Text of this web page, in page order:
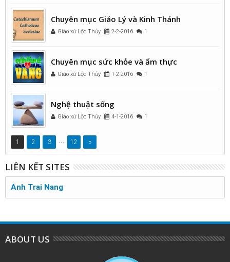
Chuyên mục Giáo Lý và Kinh Thánh
Giáo xứ Lộc Thủy 2-2-2016 1
Chuyên mục sức khỏe và ẩm thực
Giáo xứ Lộc Thủy 1-2-2016 1
Nghệ thuật sống
Giáo xứ Lộc Thủy 4-1-2016 1
1 2 3 ... 12 »
LIÊN KẾT SITES
Anh Trai Nang
ABOUT US